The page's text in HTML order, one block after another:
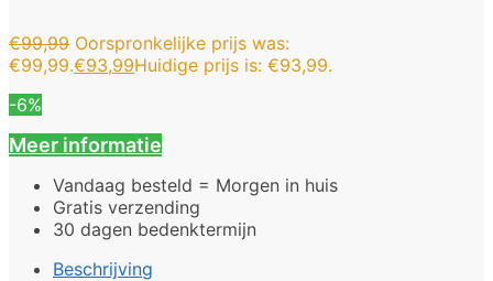
€99,99 Oorspronkelijke prijs was:
€99,99.€93,99Huidige prijs is: €93,99.
-6%
Meer informatie
Vandaag besteld = Morgen in huis
Gratis verzending
30 dagen bedenktermijn
Beschrijving